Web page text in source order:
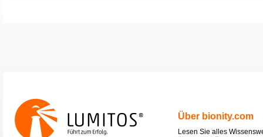
Über bionity.com
Lesen Sie alles